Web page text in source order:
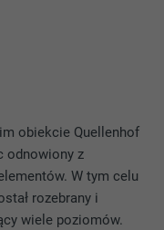
obiekcie Quellenhof
odnowiony z
W tym celu
rozebrany i
wiele poziomów.